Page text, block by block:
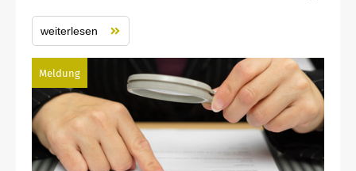
weiterlesen
Meldung